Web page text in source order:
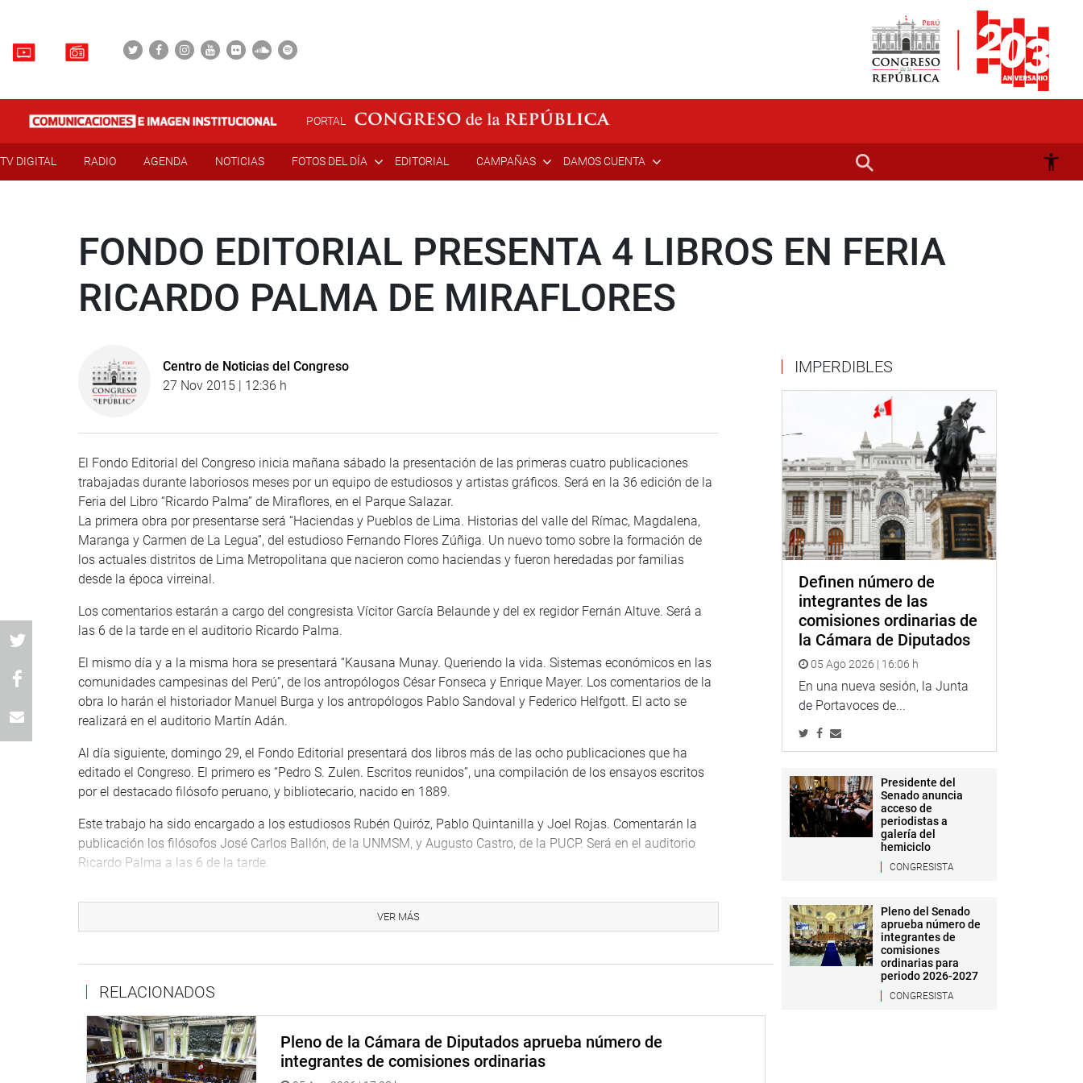
PORTAL
TV DIGITAL RADIO AGENDA NOTICIAS FOTOS DEL DÍA EDITORIAL CAMPAÑAS DAMOS CUENTA
FONDO EDITORIAL PRESENTA 4 LIBROS EN FERIA
RICARDO PALMA DE MIRAFLORES
Centro de Noticias del Congreso
27 Nov 2015 | 12:36 h
El Fondo Editorial del Congreso inicia mañana sábado la presentación de las primeras cuatro publicaciones
trabajadas durante laboriosos meses por un equipo de estudiosos y artistas gráficos. Será en la 36 edición de la
Feria del Libro “Ricardo Palma” de Miraflores, en el Parque Salazar.
La primera obra por presentarse será “Haciendas y Pueblos de Lima. Historias del valle del Rímac, Magdalena,
Maranga y Carmen de La Legua”, del estudioso Fernando Flores Zúñiga. Un nuevo tomo sobre la formación de
los actuales distritos de Lima Metropolitana que nacieron como haciendas y fueron heredadas por familias
desde la época virreinal.
Los comentarios estarán a cargo del congresista Vícitor García Belaunde y del ex regidor Fernán Altuve. Será a
las 6 de la tarde en el auditorio Ricardo Palma.
El mismo día y a la misma hora se presentará “Kausana Munay. Queriendo la vida. Sistemas económicos en las
comunidades campesinas del Perú”, de los antropólogos César Fonseca y Enrique Mayer. Los comentarios de la
obra lo harán el historiador Manuel Burga y los antropólogos Pablo Sandoval y Federico Helfgott. El acto se
realizará en el auditorio Martín Adán.
Al día siguiente, domingo 29, el Fondo Editorial presentará dos libros más de las ocho publicaciones que ha
editado el Congreso. El primero es “Pedro S. Zulen. Escritos reunidos”, una compilación de los ensayos escritos
por el destacado filósofo peruano, y bibliotecario, nacido en 1889.
Este trabajo ha sido encargado a los estudiosos Rubén Quiróz, Pablo Quintanilla y Joel Rojas. Comentarán la
publicación los filósofos José Carlos Ballón, de la UNMSM, y Augusto Castro, de la PUCP. Será en el auditorio
Ricardo Palma a las 6 de la tarde.
Los años de crueldad: el terrorismo en el Perú”, del reportero gráfico del semanario Caretas, Oscar Medrano. Los
comentarios lo harán los periodistas y compañeros de trabajo, en algún momento, de Medrano: Gustavo Gorriti,
PRENSA CONGRESO
Puede encontrar más información en nuestra página web y redes sociales.
www.congreso.gob.pe
Facebook: www.facebook.com/congresoperu
Twitter: www.twitter.com/congresoperu
VER MÁS
RELACIONADOS
Pleno de la Cámara de Diputados aprueba número de
integrantes de comisiones ordinarias
IMPERDIBLES
Definen número de
integrantes de las
comisiones ordinarias de
la Cámara de Diputados
05 Ago 2026 | 16:06 h
En una nueva sesión, la Junta
de Portavoces de...
Presidente del
Senado anuncia
acceso de
periodistas a
galería del
hemiciclo
CONGRESISTA
Pleno del Senado
aprueba número de
integrantes de
comisiones
ordinarias para
periodo 2026-2027
CONGRESISTA